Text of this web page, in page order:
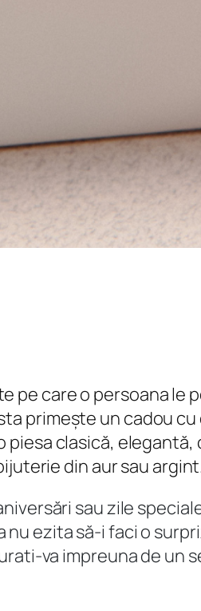
pe care o persoana
primește un cadou
clasică,
din aur sau
sau zile
ezita să-i faci o
va impreuna de un